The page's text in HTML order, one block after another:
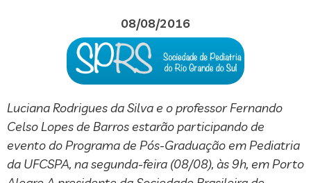
08/08/2016
Luciana Rodrigues da Silva e o professor Fernando
Celso Lopes de Barros estarão participando de
evento do Programa de Pós-Graduação em Pediatria
da UFCSPA, na segunda-feira (08/08), às 9h, em Porto